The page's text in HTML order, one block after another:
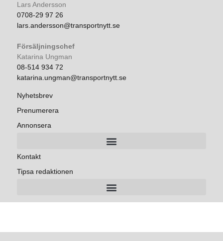
Lars Andersson
0708-29 97 26
lars.andersson@transportnytt.se
Försäljningschef
Katarina Ungman
08-514 934 72
katarina.ungman@transportnytt.se
Nyhetsbrev
Prenumerera
Annonsera
Kontakt
Tipsa redaktionen